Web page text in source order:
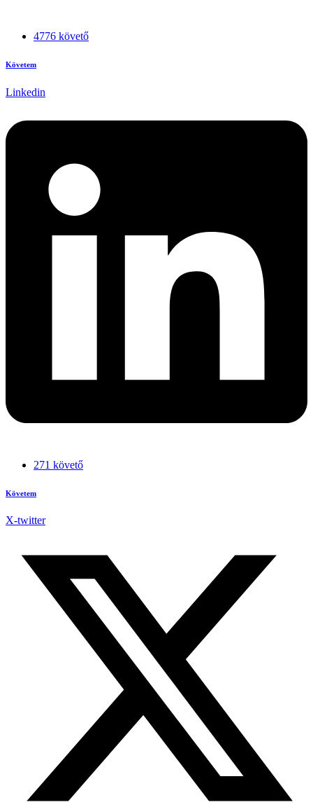
4776 követő
Követem
Linkedin
271 követő
Követem
X-twitter